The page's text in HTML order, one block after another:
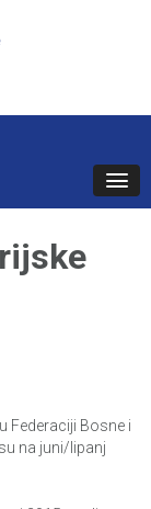
Federaciji Bosne i
na juni/lipanj